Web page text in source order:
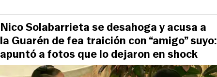
Nico Solabarrieta se desahoga y acusa a
la Guarén de fea traición con “amigo” suyo:
apuntó a fotos que lo dejaron en shock